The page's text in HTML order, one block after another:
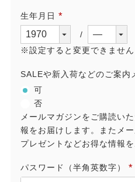
生年月日
須)
※設定すると変更できません
SALEや新入荷などのご案内
可
否
メールマガジンをご購読い
報をお届けします。またメ
プレゼントなどお得な情報を
パスワード（半角英数字）